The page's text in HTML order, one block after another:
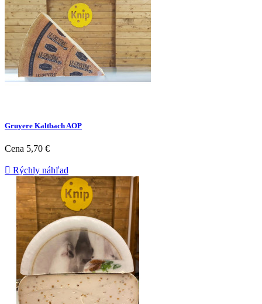
Gruyere Kaltbach AOP
Cena 5,70 €
 Rýchly náhľad